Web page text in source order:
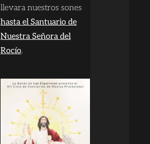
llevara nuestros sones
hasta el Santuario de
Nuestra Señora del
Rocío.